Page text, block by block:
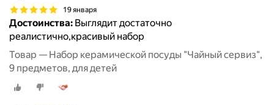
19 января
Достоинства: Выглядит достаточно
реалистично,красивый набор
Товар — Набор керамической посуды "Чайный сервиз",
9 предметов, для детей